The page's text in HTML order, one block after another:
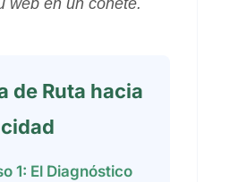
web en un cohete.
de Ruta hacia
1: El Diagnóstico